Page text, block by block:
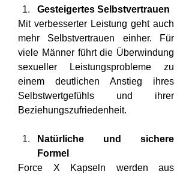
Gesteigertes Selbstvertrauen
Mit verbesserter Leistung geht auch
mehr Selbstvertrauen einher. Für
viele Männer führt die Überwindung
sexueller Leistungsprobleme zu
einem deutlichen Anstieg ihres
Selbstwertgefühls und ihrer
Beziehungszufriedenheit.
Natürliche und sichere
Formel
Force X Kapseln werden aus